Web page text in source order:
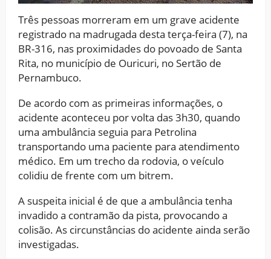
Três pessoas morreram em um grave acidente
registrado na madrugada desta terça-feira (7), na
BR-316, nas proximidades do povoado de Santa
Rita, no município de Ouricuri, no Sertão de
Pernambuco.
De acordo com as primeiras informações, o
acidente aconteceu por volta das 3h30, quando
uma ambulância seguia para Petrolina
transportando uma paciente para atendimento
médico. Em um trecho da rodovia, o veículo
colidiu de frente com um bitrem.
A suspeita inicial é de que a ambulância tenha
invadido a contramão da pista, provocando a
colisão. As circunstâncias do acidente ainda serão
investigadas.